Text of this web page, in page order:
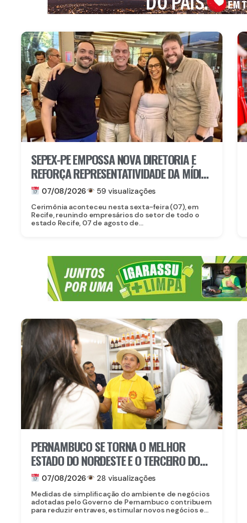
SEPEX-PE EMPOSSA NOVA DIRETORIA E
REFORÇA REPRESENTATIVIDADE DA MÍDIA
EXTERIOR EM PERNAMBUCO
07/08/2026 59 visualizações
Cerimônia aconteceu nesta sexta-feira (07), em
Recife, reunindo empresários do setor de todo o
estado Recife, 07 de agosto de...
PERNAMBUCO SE TORNA O MELHOR
ESTADO DO NORDESTE E O TERCEIRO DO
BRASIL PARA EMPREENDER
07/08/2026 28 visualizações
Medidas de simplificação do ambiente de negócios
adotadas pelo Governo de Pernambuco contribuem
para reduzir entraves, estimular novos negócios e...